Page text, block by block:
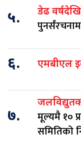
५. डेढ वर्षदेखि
६. एमबीएल
७.
मूल्यमै १०
समितिको